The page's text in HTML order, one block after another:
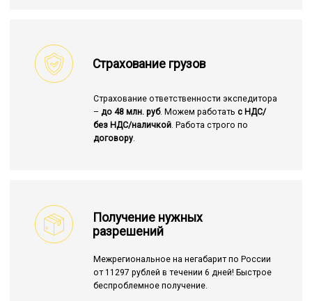
Страхование грузов
Страхование ответственности экспедитора
– до 48 млн. руб. Можем работать с НДС/
без НДС/наличкой. Работа строго по
договору.
Получение нужных
разрешений
Межрегиональное на негабарит по России
от 11297 рублей в течении 6 дней! Быстрое
беспроблемное получение.